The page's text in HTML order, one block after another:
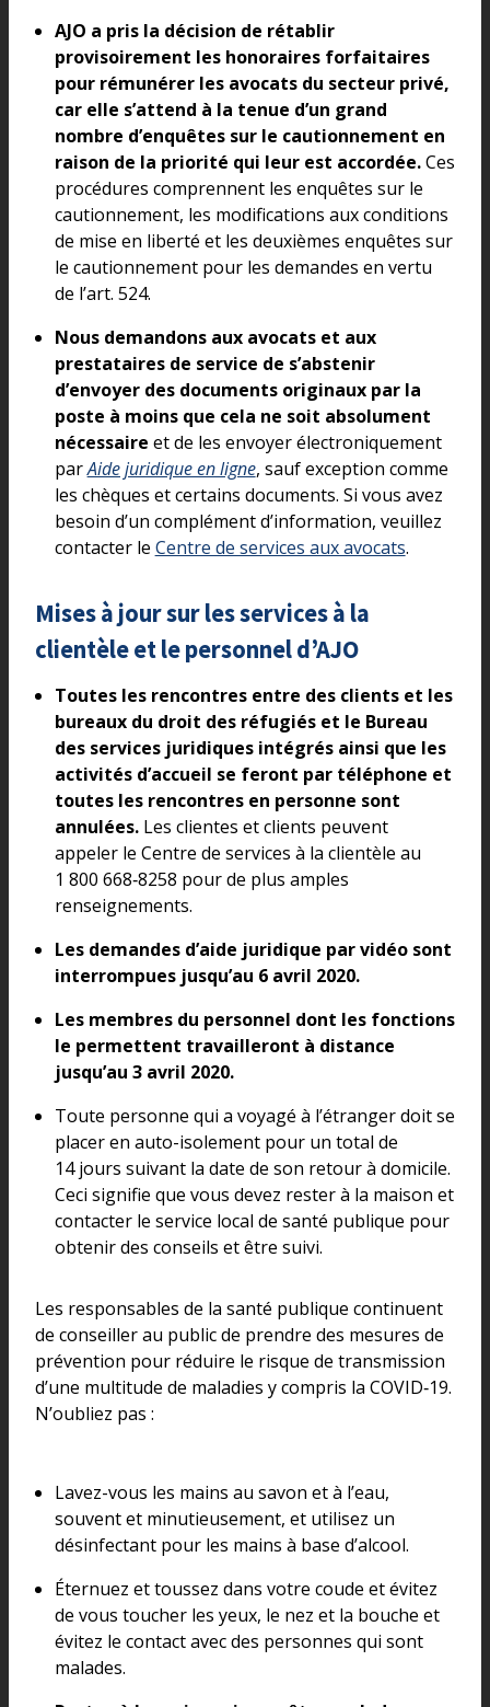
AJO a pris la décision de rétablir
provisoirement les honoraires forfaitaires
pour rémunérer les avocats du secteur privé,
car elle s’attend à la tenue d’un grand
nombre d’enquêtes sur le cautionnement en
raison de la priorité qui leur est accordée.Ces
procédures comprennent les enquêtes sur le
cautionnement, les modifications aux conditions
de mise en liberté et les deuxièmes enquêtes sur
le cautionnement pour les demandes en vertu
de l’art. 524.
Nous demandons aux avocats et aux
prestataires de service de s’abstenir
d’envoyer des documents originaux par la
poste à moins que cela ne soit absolument
nécessaire et de les envoyer électroniquement
parAide juridique en ligne, sauf exception comme
les chèques et certains documents. Si vous avez
besoin d’un complément d’information, veuillez
contacter le Centre de services aux avocats.
Mises à jour sur les services à la
clientèle et le personnel d’AJO
Toutes les rencontres entre des clients et les
bureaux du droit des réfugiés et le Bureau
des services juridiques intégrés ainsi que les
activités d’accueil se feront par téléphone et
toutes les rencontres en personne sont
annulées.Les clientes et clients peuvent
appeler le Centre de services à la clientèle au
1 800 668‑8258 pour de plus amples
renseignements.
Les demandes d’aide juridique par vidéo sont
interrompues jusqu’au 6 avril 2020.
Les membres du personnel dont les fonctions
le permettent travailleront à distance
jusqu’au 3 avril 2020.
Toute personne qui a voyagé à l’étranger doit se
placer en auto-isolement pour un total de
14 jours suivant la date de son retour à domicile.
Ceci signifie que vous devez rester à la maison et
contacter le service local de santé publique pour
obtenir des conseils et être suivi.
Les responsables de la santé publique continuent
de conseiller au public de prendre des mesures de
prévention pour réduire le risque de transmission
d’une multitude de maladies y compris la COVID‑19.
N’oubliez pas :
Lavez-vous les mains au savon et à l’eau,
souvent et minutieusement, et utilisez un
désinfectant pour les mains à base d’alcool.
Éternuez et toussez dans votre coude et évitez
de vous toucher les yeux, le nez et la bouche et
évitez le contact avec des personnes qui sont
malades.